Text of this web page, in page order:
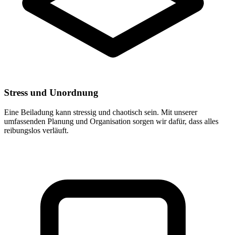
Stress und Unordnung
Eine Beiladung kann stressig und chaotisch sein. Mit unserer
umfassenden Planung und Organisation sorgen wir dafür, dass alles
reibungslos verläuft.